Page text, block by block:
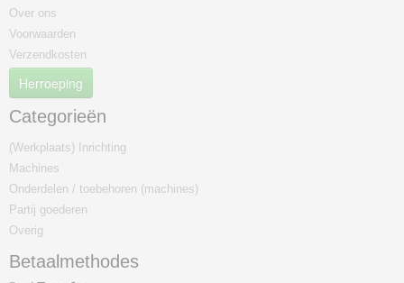
Over ons
Voorwaarden
Verzendkosten
Herroeping
Categorieën
(Werkplaats) Inrichting
Machines
Onderdelen / toebehoren (machines)
Partij goederen
Overig
Betaalmethodes